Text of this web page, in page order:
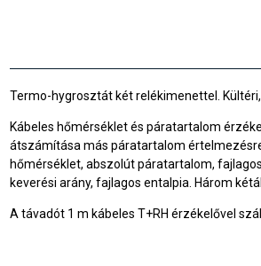
Termo-hygrosztát két relékimenettel.
Kábeles hőmérséklet és páratartalom
átszámítása más páratartalom
hőmérséklet, abszolút páratartalom,
keverési arány, fajlagos entalpia. Három
A távadót 1 m kábeles T+RH érzékelővel